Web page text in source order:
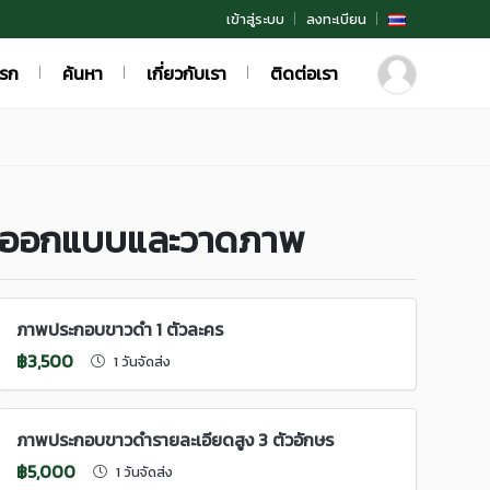
เข้าสู่ระบบ ลงทะเบียน
ก ค้นหา เกี่ยวกับเรา ติดต่อเรา
อกแบบและวาดภาพ
ภาพประกอบขาวดํา 1 ตัวละคร
฿3,500
1 วันจัดส่ง
ภาพประกอบขาวดํารายละเอียดสูง 3 ตัวอักษร
฿5,000
1 วันจัดส่ง